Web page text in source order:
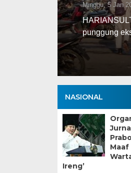
Selasa, 13 Jan
Sulawesi
NASIONAL
Ireng’